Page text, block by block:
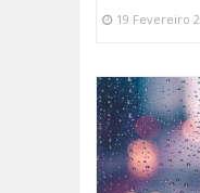
19 Fevereiro